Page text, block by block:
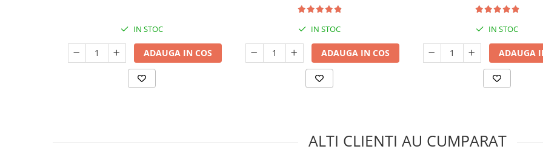
IN STOC
ADAUGA IN COS
IN STOC
ADAUGA IN COS
IN STOC
ADAUGA
ALTI CLIENTI AU CUMPARAT